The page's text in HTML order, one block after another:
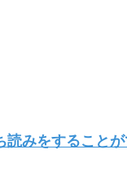
読みをすること